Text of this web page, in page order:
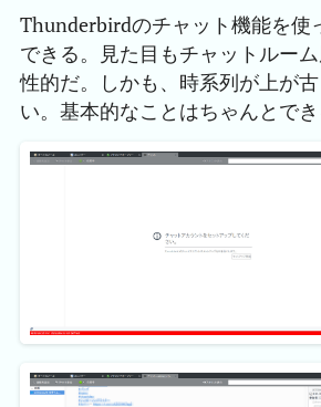
Thunderbirdのチャット機能を使
できる。見た目もチャットルー
性的だ。しかも、時系列が上が
い。基本的なことはちゃんとでき